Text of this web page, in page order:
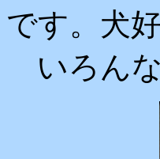
です。犬
いろん